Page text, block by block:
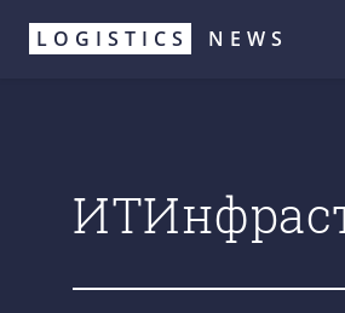
Перейти
LOGISTICS NEWS